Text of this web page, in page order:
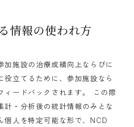
情報の使われ方
加施設の治療成績向上ならびに
役立てるために、参加施設なら
ィードバックされます。 この際
計・分析後の統計情報のみとな
個人を特定可能な形で、NCD